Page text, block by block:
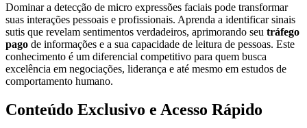
Dominar a detecção de micro expressões faciais pode transformar
suas interações pessoais e profissionais. Aprenda a identificar sinais
sutis que revelam sentimentos verdadeiros, aprimorando seu tráfego
pago de informações e a sua capacidade de leitura de pessoas. Este
conhecimento é um diferencial competitivo para quem busca
excelência em negociações, liderança e até mesmo em estudos de
comportamento humano.
Conteúdo Exclusivo e Acesso Rápido